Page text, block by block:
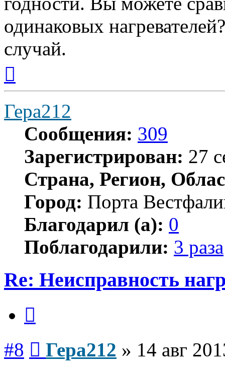
одинаковых
случай.
началу
Гера212
Сообщения: 309
Зарегистрирован: 27
Страна, Регион,
Город: Порта
Благодарил (а): 0
Поблагодарили: 3 раза
Re: Неисправность
#8 Гера212 » 14 авг